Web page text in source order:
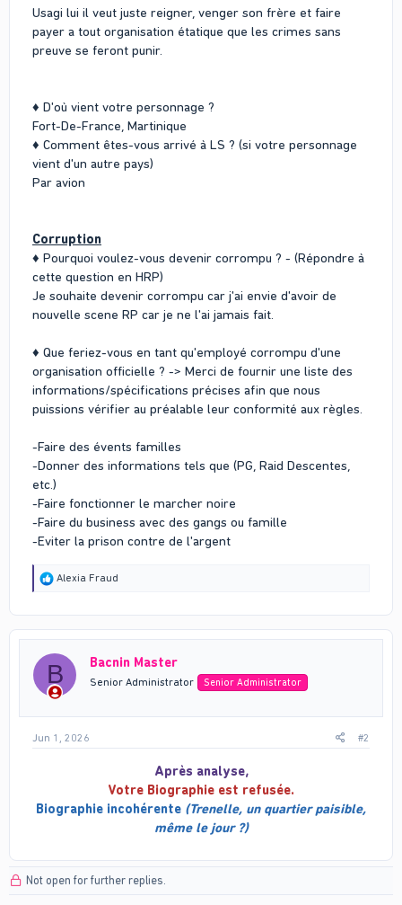
Usagi lui il veut juste reigner, venger son frère et faire
payer a tout organisation étatique que les crimes sans
preuve se feront punir.
♦ D'où vient votre personnage ?
Fort-De-France, Martinique
♦ Comment êtes-vous arrivé à LS ? (si votre personnage
vient d'un autre pays)
Par avion
Corruption
♦ Pourquoi voulez-vous devenir corrompu ? - (Répondre à
cette question en HRP)
Je souhaite devenir corrompu car j'ai envie d'avoir de
nouvelle scene RP car je ne l'ai jamais fait.
♦ Que feriez-vous en tant qu'employé corrompu d'une
organisation officielle ? -> Merci de fournir une liste des
informations/spécifications précises afin que nous
puissions vérifier au préalable leur conformité aux règles.
-Faire des évents familles
-Donner des informations tels que (PG, Raid Descentes,
etc.)
-Faire fonctionner le marcher noire
-Faire du business avec des gangs ou famille
-Eviter la prison contre de l'argent
R
t
o
n
s
Alexia Fraud
B Bacnin Master
Senior Administrator Senior Administrator
Jun 1, 2026 #2
Après analyse,
Votre Biographie est refusée.
Biographie incohérente (Trenelle, un quartier paisible,
même le jour ?)
Not open for further replies.